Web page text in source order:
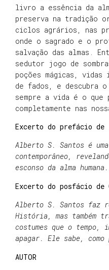
livro a essência da
preserva na tradição
ciclos agrários, nas
onde o sagrado e o
salvação das almas.
sedutor jogo de
poções mágicas, vidas
de fados, e descubra
sempre a vida é o que
completamente nas
Excerto do prefácio de
Alberto S. Santos é
contemporâneo,
esconso da alma humana.
Excerto do posfácio de
Alberto S. Santos faz
História, mas também
costumes que o tempo,
apagar. Ele sabe,
AUTOR